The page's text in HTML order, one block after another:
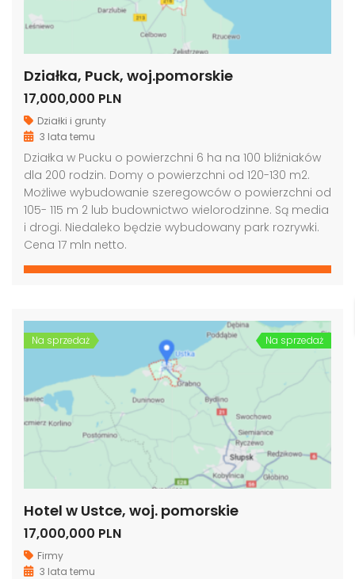
Działka, Puck, woj.pomorskie
17,000,000 PLN
Działki i grunty
3 lata temu
Działka w Pucku o powierzchni 6 ha na 100 bliźniaków
dla 200 rodzin. Domy o powierzchni od 120-130 m2.
Możliwe wybudowanie szeregowców o powierzchni od
105- 115 m 2 lub budownictwo wielorodzinne. Są media
i drogi. Niedaleko będzie wybudowany park rozrywki.
Cena 17 mln netto.
Na sprzedaż Na sprzedaż
Hotel w Ustce, woj. pomorskie
17,000,000 PLN
Firmy
3 lata temu